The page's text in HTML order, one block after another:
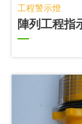
工程警示燈
陣列工程指